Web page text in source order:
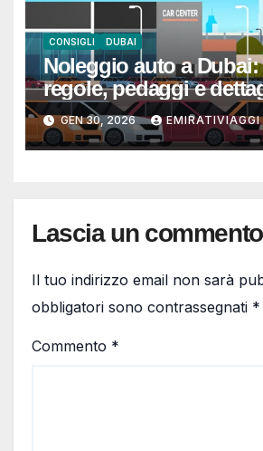
CONSIGLI DUBAI
Noleggio auto a
regole, pedaggi e
evitano sorprese
GEN 30, 2026 EMIRATIVIAGGI
Lascia un commento
Il tuo indirizzo email non sarà
obbligatori sono contrassegnati *
Commento *